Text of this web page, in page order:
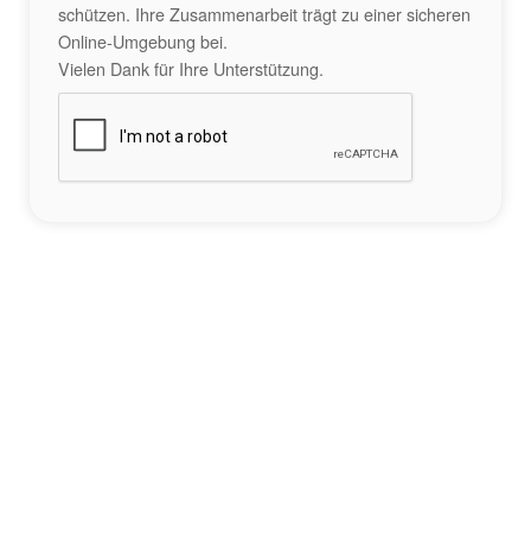
schützen. Ihre Zusammenarbeit trägt zu einer sicheren
Online-Umgebung bei.
Vielen Dank für Ihre Unterstützung.